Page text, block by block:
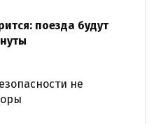
поезда будут
не